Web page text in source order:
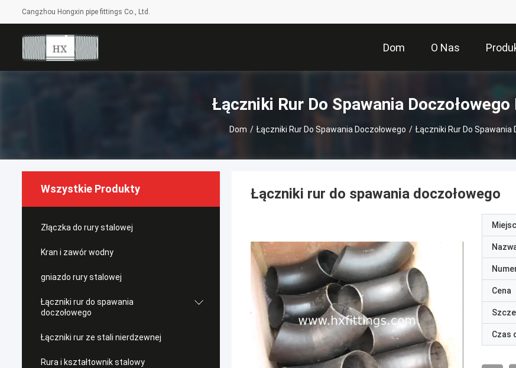
Cangzhou Hongxin pipe fittings Co., Ltd.
Dom O Nas
Łączniki Rur Do Spawania
Dom / Łączniki Rur Do Spawania Doczołowego / Łączniki Rur Do Spawania
Wszystkie Produkty
Złączka do rury stalowej
Kran i zawór wodny
gniazdo rury stalowej
Łączniki rur do spawania
doczołowego
Łączniki rur ze stali nierdzewnej
Rura i kształtownik stalowy
Łączniki rur do spawania doczołowego
Cena
Czas